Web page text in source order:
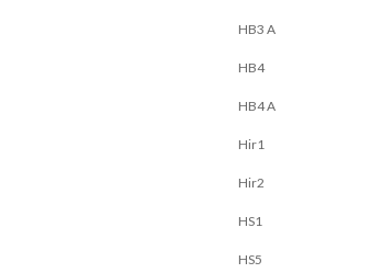
HB3 A
HB4
HB4 A
Hir1
Hir2
HS1
HS5